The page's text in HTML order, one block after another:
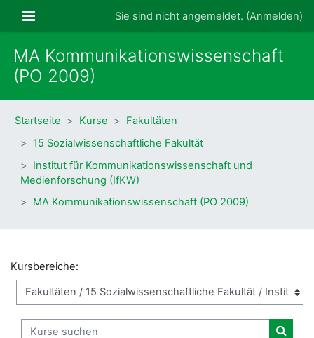
Website-ÜbersichtSie sind nicht angemeldet. (Anmelden)
MA Kommunikationswissenschaft
(PO 2009)
Startseite Kurse
Fakultäten
15 Sozialwissenschaftliche Fakultät
Institut für Kommunikationswissenschaft und
Medienforschung (IfKW)
MA Kommunikationswissenschaft (PO 2009)
Kursbereiche:
Kurse suchen